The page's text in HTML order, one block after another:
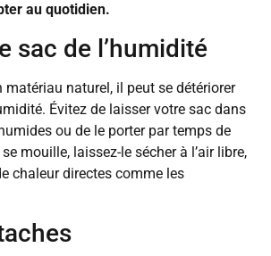
au quotidien.
sac de l’humidité
matériau naturel, il peut se détériorer
Évitez de laisser votre sac dans
ou de le porter par temps de
mouille, laissez-le sécher à l’air libre,
chaleur directes comme les